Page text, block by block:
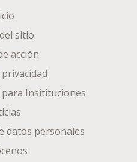
sitio
acción
Insitituciones
datos personales